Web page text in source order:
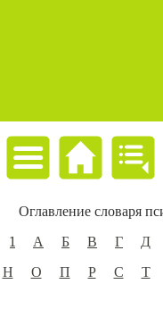
Оглавление словаря
1
А Б В Г Д
Н
О П Р С Т